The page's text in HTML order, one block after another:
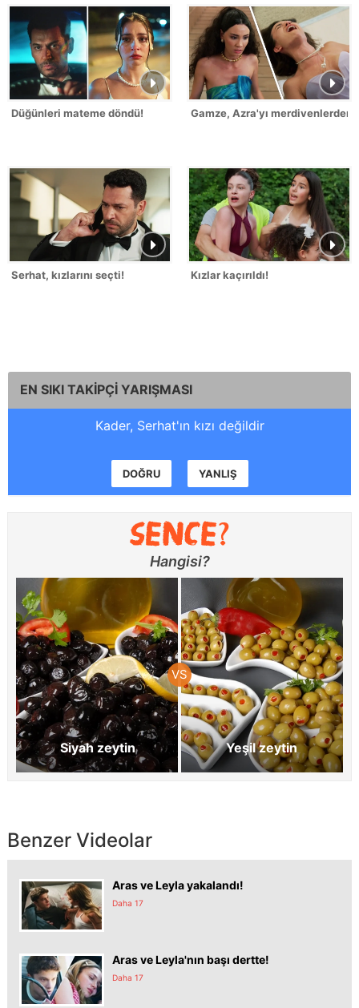
Düğünleri mateme döndü! Gamze, Azra'yı merdivenlerden
Serhat, kızlarını seçti! Kızlar kaçırıldı!
EN SIKI TAKİPÇİ YARIŞMASI
Kader, Serhat'ın kızı değildir
DOĞRU YANLIŞ
Hangisi?
Siyah zeytin Yeşil zeytin
Benzer Videolar
Aras ve Leyla yakalandı!
Daha 17
Aras ve Leyla'nın başı dertte!
Daha 17